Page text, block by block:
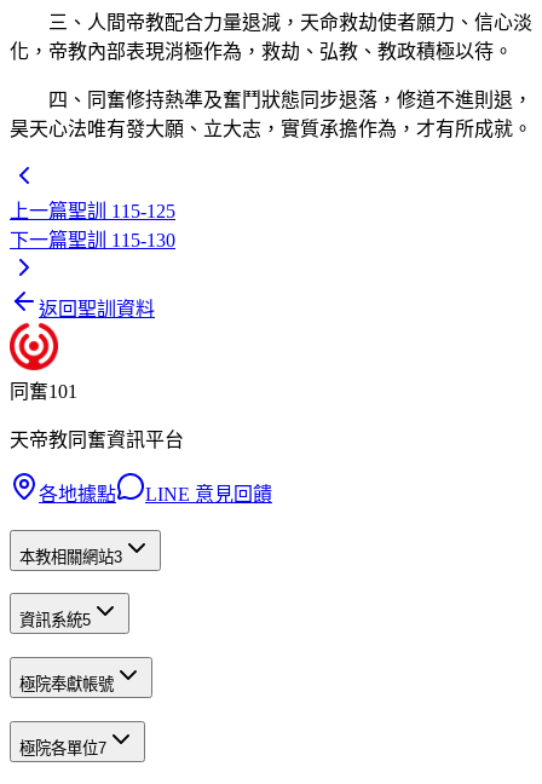
三、人間帝教配合力量退減，天命救劫使者願力、信心淡
化，帝教內部表現消極作為，救劫、弘教、教政積極以待。
四、同奮修持熱準及奮鬥狀態同步退落，修道不進則退，
昊天心法唯有發大願、立大志，實質承擔作為，才有所成就。
上一篇聖訓 115-125
下一篇聖訓 115-130
返回聖訓資料
同奮101
天帝教同奮資訊平台
各地據點 LINE 意見回饋
本教相關網站3
資訊系統5
極院奉獻帳號
極院各單位7